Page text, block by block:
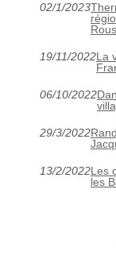
02/1/2023
19/11/2022La
06/10/2022
29/3/2022
13/2/2022Les
les